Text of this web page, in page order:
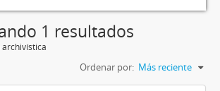
1 resultados
Ordenar por: Más reciente